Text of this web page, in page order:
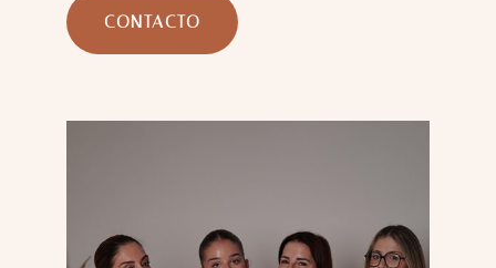
CONTACTO